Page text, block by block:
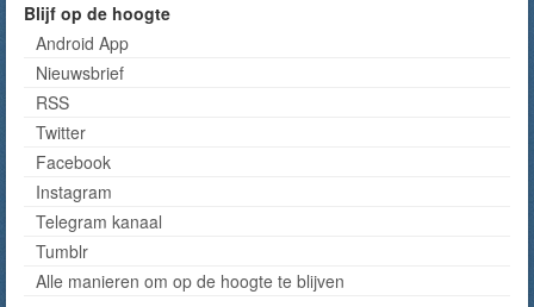
Blijf op de hoogte
Android App
Nieuwsbrief
RSS
Twitter
Facebook
Instagram
Telegram kanaal
Tumblr
Alle manieren om op de hoogte te blijven